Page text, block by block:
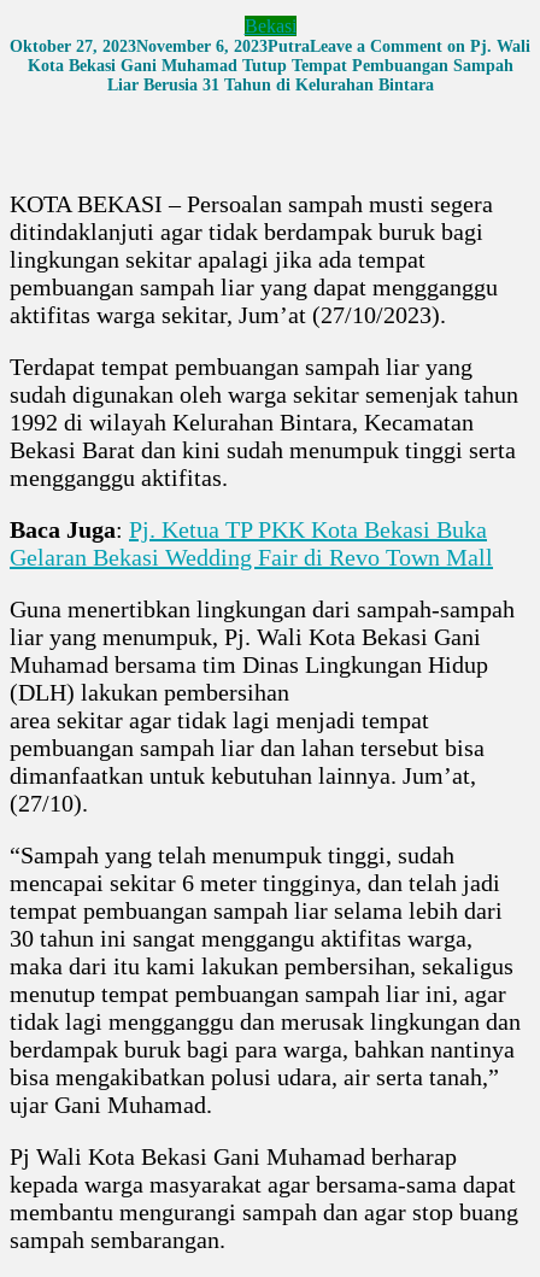
Bekasi
Oktober 27, 2023November 6, 2023PutraLeave a Comment on Pj. Wali
Kota Bekasi Gani Muhamad Tutup Tempat Pembuangan Sampah
Liar Berusia 31 Tahun di Kelurahan Bintara
KOTA BEKASI – Persoalan sampah musti segera
ditindaklanjuti agar tidak berdampak buruk bagi
lingkungan sekitar apalagi jika ada tempat
pembuangan sampah liar yang dapat mengganggu
aktifitas warga sekitar, Jum’at (27/10/2023).
Terdapat tempat pembuangan sampah liar yang
sudah digunakan oleh warga sekitar semenjak tahun
1992 di wilayah Kelurahan Bintara, Kecamatan
Bekasi Barat dan kini sudah menumpuk tinggi serta
mengganggu aktifitas.
Baca Juga: Pj. Ketua TP PKK Kota Bekasi Buka
Gelaran Bekasi Wedding Fair di Revo Town Mall
Guna menertibkan lingkungan dari sampah-sampah
liar yang menumpuk, Pj. Wali Kota Bekasi Gani
Muhamad bersama tim Dinas Lingkungan Hidup
(DLH) lakukan pembersihan
area sekitar agar tidak lagi menjadi tempat
pembuangan sampah liar dan lahan tersebut bisa
dimanfaatkan untuk kebutuhan lainnya. Jum’at,
(27/10).
“Sampah yang telah menumpuk tinggi, sudah
mencapai sekitar 6 meter tingginya, dan telah jadi
tempat pembuangan sampah liar selama lebih dari
30 tahun ini sangat menggangu aktifitas warga,
maka dari itu kami lakukan pembersihan, sekaligus
menutup tempat pembuangan sampah liar ini, agar
tidak lagi mengganggu dan merusak lingkungan dan
berdampak buruk bagi para warga, bahkan nantinya
bisa mengakibatkan polusi udara, air serta tanah,”
ujar Gani Muhamad.
Pj Wali Kota Bekasi Gani Muhamad berharap
kepada warga masyarakat agar bersama-sama dapat
membantu mengurangi sampah dan agar stop buang
sampah sembarangan.